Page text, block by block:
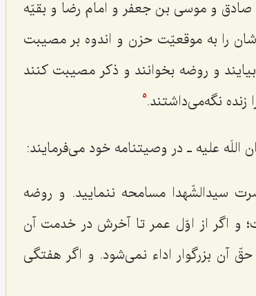
صادق و موسی بن جعفر و امام رضا و بقیّه
را به موقعیّت حزن و اندوه بر مصیبت
بیایند و روضه بخوانند و ذکر مصیبت کنند
زنده نگه‌می‌داشتند.5
علیه ـ در وصیتنامه خود می‌فرمایند:
سیدالشّهدا مسامحه ننمایید. و روضه
و اگر از اوّل عمر تا آخرش در خدمت آن
حقّ آن بزرگوار اداء نمی‌شود. و اگر هفتگی